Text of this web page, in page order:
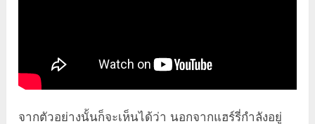
จากตัวอย่างนั้นก็จะเห็นได้ว่า นอกจากแฮร์รี่กำลังอยู่